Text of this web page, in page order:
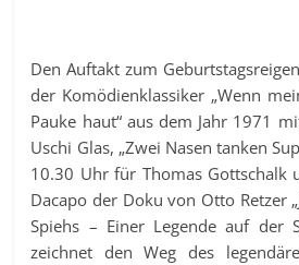
Den Auftakt zum
der Komödienklassiker „Wenn
Pauke haut“ aus dem Jahr 1971
Uschi Glas, „Zwei Nasen tanken
10.30 Uhr für Thomas Gottschalk
Dacapo der Doku von Otto Retzer
Spiehs – Einer Legende auf der
zeichnet den Weg des